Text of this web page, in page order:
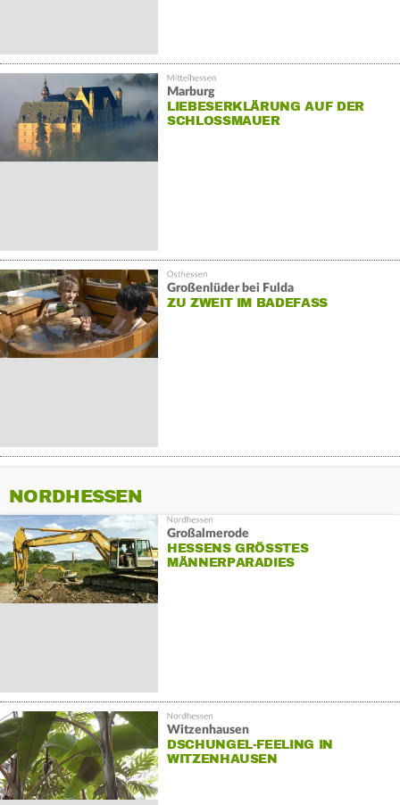
Marburg
LIEBESERKLÄRUNG AUF DER
SCHLOSSMAUER
Großenlüder bei Fulda
ZU ZWEIT IM BADEFASS
NORDHESSEN
Großalmerode
HESSENS GRÖSSTES M
ÄNNERPARADIES
Witzenhausen
DSCHUNGEL-FEELING IN
WITZENHAUSEN